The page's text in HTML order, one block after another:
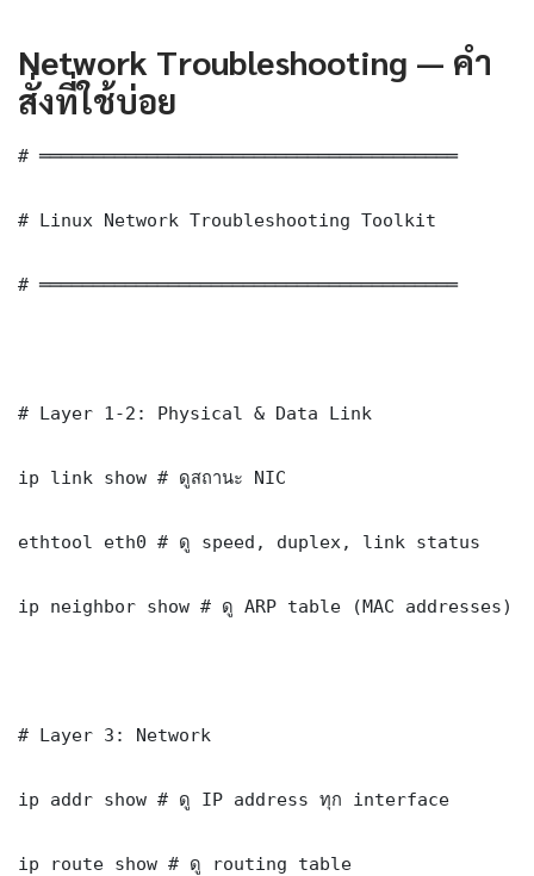
Network Troubleshooting — คำ
สั่งที่ใช้บ่อย
# ═══════════════════════════════════════
# Linux Network Troubleshooting Toolkit
# ═══════════════════════════════════════
# Layer 1-2: Physical & Data Link
ip link show # ดูสถานะ NIC
ethtool eth0 # ดู speed, duplex, link status
ip neighbor show # ดู ARP table (MAC addresses)
# Layer 3: Network
ip addr show # ดู IP address ทุก interface
ip route show # ดู routing table